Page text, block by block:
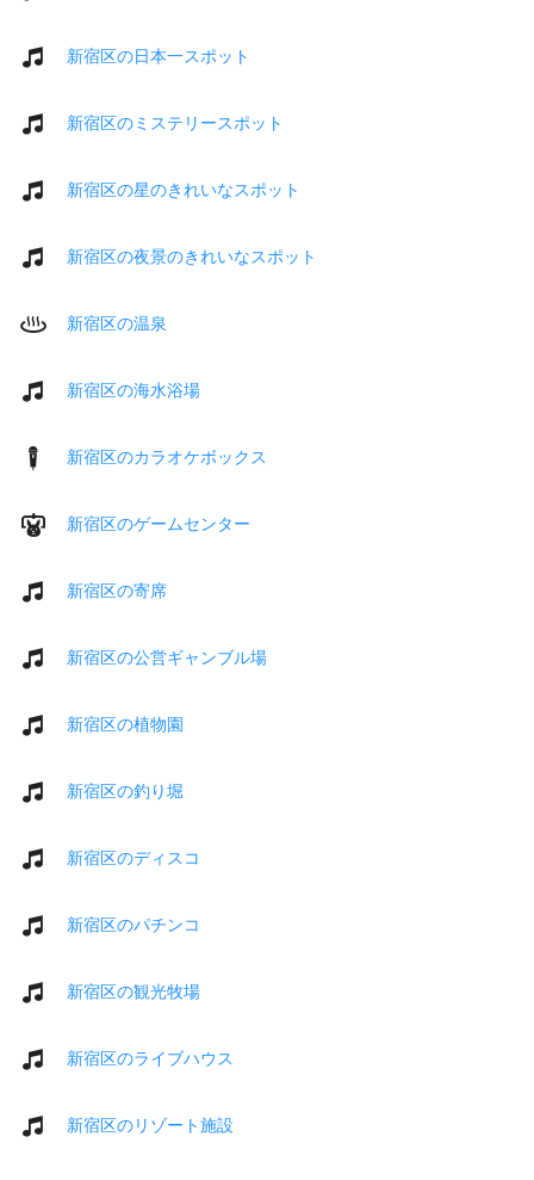
新宿区の日本一スポット
新宿区のミステリースポット
新宿区の星のきれいなスポット
新宿区の夜景のきれいなスポット
新宿区の温泉
新宿区の海水浴場
新宿区のカラオケボックス
新宿区のゲームセンター
新宿区の寄席
新宿区の公営ギャンブル場
新宿区の植物園
新宿区の釣り堀
新宿区のディスコ
新宿区のパチンコ
新宿区の観光牧場
新宿区のライブハウス
新宿区のリゾート施設